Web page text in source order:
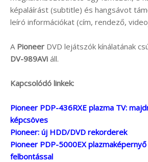
képaláírást (subtitle) és hangsávot
leíró információkat (cím, rendező,
A Pioneer DVD lejátszók kínálatának
DV-989AVi áll.
Kapcsolódó linkek:
Pioneer PDP-436RXE plazma TV:
képcsöves
Pioneer: új HDD/DVD rekorderek
Pioneer PDP-5000EX
felbontással